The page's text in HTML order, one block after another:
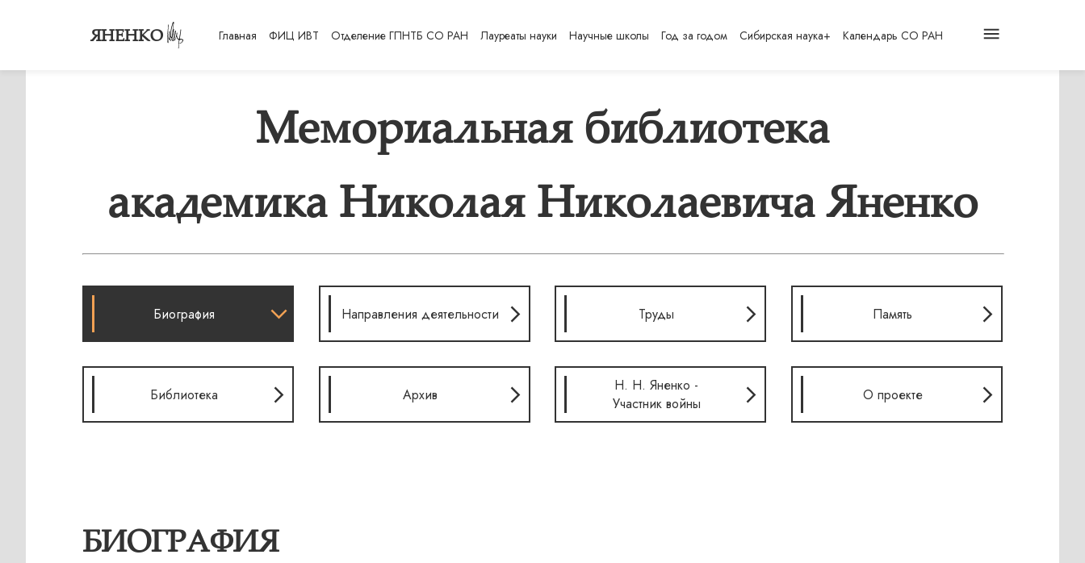
ЯНЕНКО Главная ФИЦ ИВТ Отделение ГПНТБ СО РАН Лауреаты науки Научные школы Год за годом Сибирская наука+ Календарь СО РАН
Мемориальная библиотека
академика Николая Николаевича Яненко
Биография Направления деятельности Труды Память
Библиотека Архив
Н. Н. Яненко -
Участник войны
О проекте
БИОГРАФИЯ